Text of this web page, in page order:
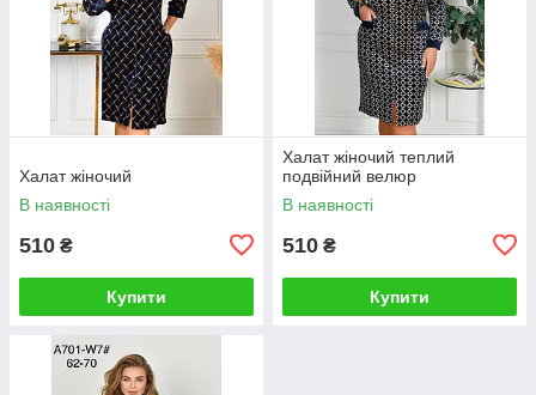
Халат жіночий
В наявності
510 ₴
Купити
Халат жіночий теплий
подвійний велюр
В наявності
510 ₴
Купити